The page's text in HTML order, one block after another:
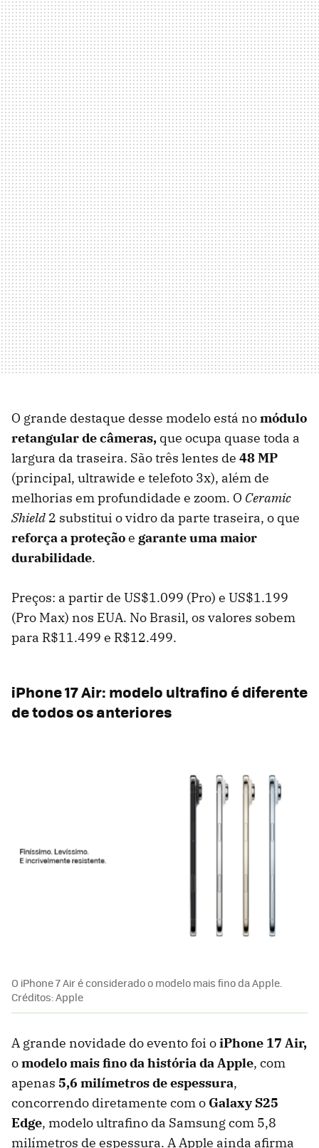
O grande destaque desse modelo está nomódulo
retangular de câmeras, que ocupa quase toda a
largura da traseira. São três lentes de 48 MP
(principal, ultrawide e telefoto 3x), além de
melhorias em profundidade e zoom. O Ceramic
Shield 2 substitui o vidro da parte traseira, o que
reforça a proteçãoe garante uma maior
durabilidade.
Preços: a partir de US$1.099 (Pro) e US$1.199
(Pro Max) nos EUA. No Brasil, os valores sobem
para R$11.499 e R$12.499.
iPhone 17 Air: modelo ultrafino é diferente
de todos os anteriores
O iPhone 7 Air é considerado o modelo mais fino da Apple.
Créditos: Apple
A grande novidade do evento foi oiPhone 17 Air,
omodelo mais fino da história da Apple, com
apenas 5,6 milímetros de espessura,
concorrendo diretamente com o Galaxy S25
Edge, modelo ultrafino da Samsung com 5,8
milímetros de espessura. A Apple ainda afirma